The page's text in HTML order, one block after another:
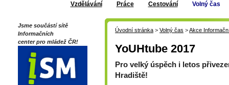
Vzdělávání Práce Cestování Volný čas
Jsme součástí sítě
Informačních
center pro mládež ČR!
Úvodní stránka > Volný čas >Akce
YoUHtube 2017
Pro velký úspěch i letos
Hradiště!